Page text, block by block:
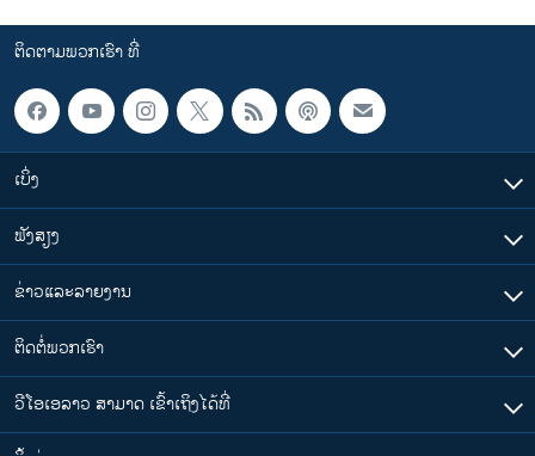
ຕິດຕາມພວກເຮົາ ທີ່
ເບິ່ງ
ຟັງສຽງ
ຂ່າວແລະລາຍງານ
ຕິດຕໍ່ພວກເຮົາ
ວີໂອເອລາວ ສາມາດ ເຂົ້າເຖິງໄດ້ທີ່